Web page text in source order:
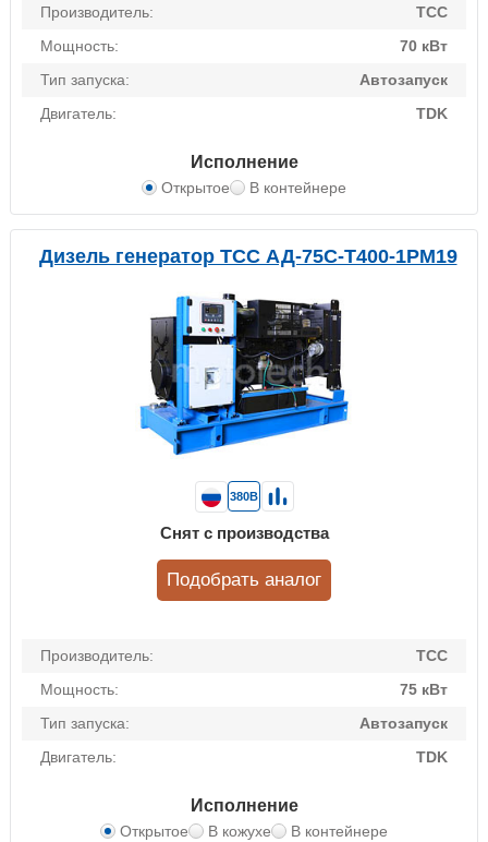
Производитель:
ТСС
Мощность:
70 кВт
Тип запуска:
Автозапуск
Двигатель:
TDK
Исполнение
Открытое В контейнере
Дизель генератор ТСС АД-75С-Т400-1РМ19
Производитель:
ТСС
Мощность:
75 кВт
Тип запуска:
Автозапуск
Двигатель:
TDK
Исполнение
Открытое В кожухе В контейнере
380В
Снят с производства
Подобрать аналог